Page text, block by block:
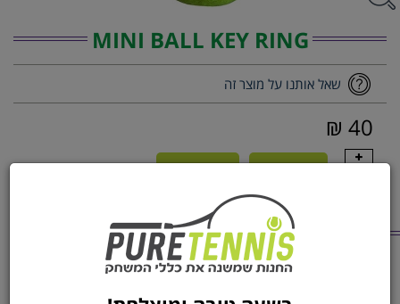
MINI BALL KEY RING
שאל אותנו על מוצר זה
40 ₪
מוצרים נוספים
מהקטגוריה
PATRIOTS